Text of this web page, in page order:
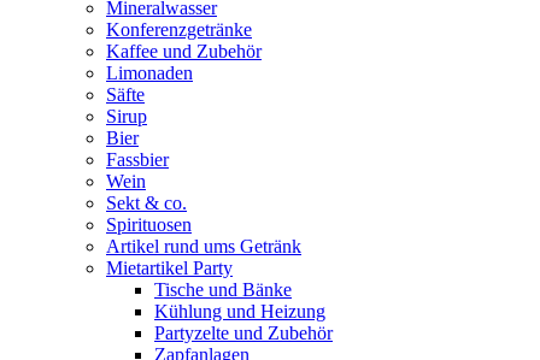
Mineralwasser
Konferenzgetränke
Kaffee und Zubehör
Limonaden
Säfte
Sirup
Bier
Fassbier
Wein
Sekt & co.
Spirituosen
Artikel rund ums Getränk
Mietartikel Party
Tische und Bänke
Kühlung und Heizung
Partyzelte und Zubehör
Zapfanlagen